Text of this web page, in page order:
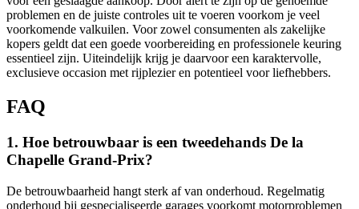
problemen en de juiste controles uit te voeren voorkom je veel
voorkomende valkuilen. Voor zowel consumenten als zakelijke
kopers geldt dat een goede voorbereiding en professionele keuring
essentieel zijn. Uiteindelijk krijg je daarvoor een karaktervolle,
exclusieve occasion met rijplezier en potentieel voor liefhebbers.
FAQ
1. Hoe betrouwbaar is een tweedehands De la
Chapelle Grand-Prix?
De betrouwbaarheid hangt sterk af van onderhoud. Regelmatig
onderhoud bij gespecialiseerde garages voorkomt motorproblemen